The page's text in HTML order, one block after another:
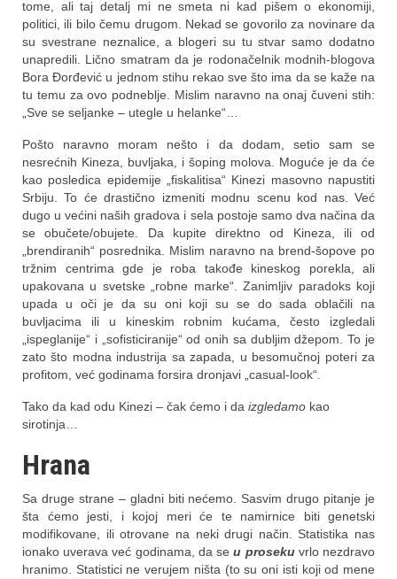
tome, ali taj detalj mi ne smeta ni kad pišem o ekonomiji,
politici, ili bilo čemu drugom. Nekad se govorilo za novinare da
su svestrane neznalice, a blogeri su tu stvar samo dodatno
unapredili. Lično smatram da je rodonačelnik modnih-blogova
Bora Đorđević u jednom stihu rekao sve što ima da se kaže na
tu temu za ovo podneblje. Mislim naravno na onaj čuveni stih:
„Sve se seljanke – utegle u helanke“…
Pošto naravno moram nešto i da dodam, setio sam se
nesrećnih Kineza, buvljaka, i šoping molova. Moguće je da će
kao posledica epidemije „fiskalitisa“ Kinezi masovno napustiti
Srbiju. To će drastično izmeniti modnu scenu kod nas. Već
dugo u većini naših gradova i sela postoje samo dva načina da
se obučete/obujete. Da kupite direktno od Kineza, ili od
„brendiranih“ posrednika. Mislim naravno na brend-šopove po
tržnim centrima gde je roba takođe kineskog porekla, ali
upakovana u svetske „robne marke“. Zanimljiv paradoks koji
upada u oči je da su oni koji su se do sada oblačili na
buvljacima ili u kineskim robnim kućama, često izgledali
„ispeglanije“ i „sofisticiranije“ od onih sa dubljim džepom. To je
zato što modna industrija sa zapada, u besomučnoj poteri za
profitom, već godinama forsira dronjavi „casual-look“.
Tako da kad odu Kinezi – čak ćemo i da izgledamo kao
sirotinja…
Hrana
Sa druge strane – gladni biti nećemo. Sasvim drugo pitanje je
šta ćemo jesti, i kojoj meri će te namirnice biti genetski
modifikovane, ili otrovane na neki drugi način. Statistika nas
ionako uverava već godinama, da seu prosekuvrlo nezdravo
hranimo. Statistici ne verujem ništa (to su oni isti koji od mene